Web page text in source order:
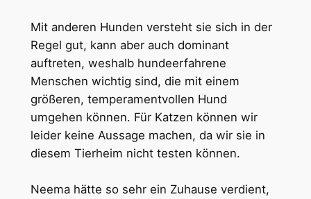
Mit anderen Hunden versteht sie sich in der
Regel gut, kann aber auch dominant
auftreten, weshalb hundeerfahrene
Menschen wichtig sind, die mit einem
größeren, temperamentvollen Hund
umgehen können. Für Katzen können wir
leider keine Aussage machen, da wir sie in
diesem Tierheim nicht testen können.
Neema hätte so sehr ein Zuhause verdient,